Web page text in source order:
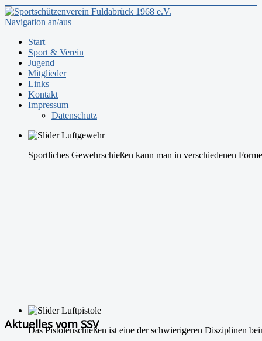
Navigation an/aus
Start
Sport & Verein
Jugend
Mitglieder
Links
Kontakt
Impressum
Datenschutz
Sportliches Gewehrschießen kann man in verschiedenen
Das Pistolenschießen ist eine der schwierigeren Disziplinen
Aktuelles vom SSV